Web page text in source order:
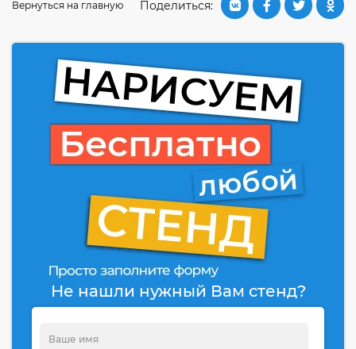
Поделиться:
Вернуться на главную
Не нашли нужный Вам стенд?